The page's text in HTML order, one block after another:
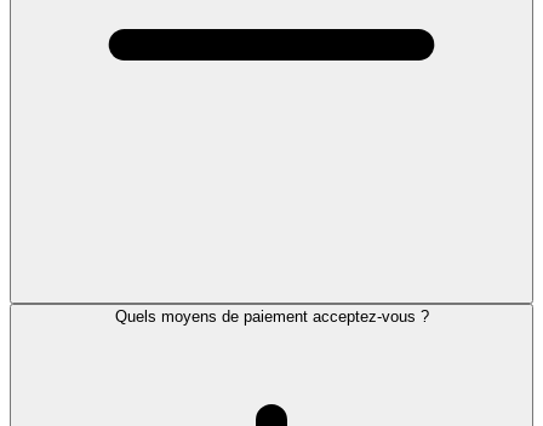
Quels moyens de paiement acceptez-vous ?